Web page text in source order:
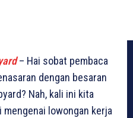
– Hai sobat pembaca
dengan besaran
Nah, kali ini kita
lowongan kerja